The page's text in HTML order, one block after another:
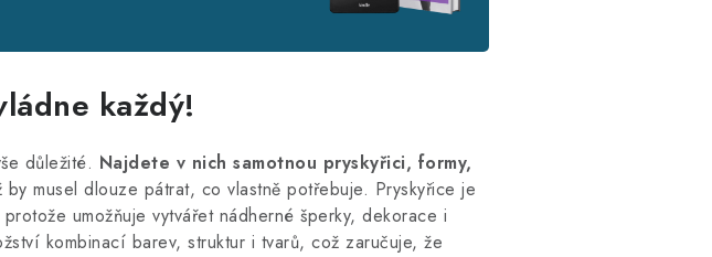
každý!
důležité. Najdete v nich samotnou pryskyřici, formy,
musel dlouze pátrat, co vlastně potřebuje. Pryskyřice je
protože umožňuje vytvářet nádherné šperky, dekorace i
kombinací barev, struktur i tvarů, což zaručuje, že